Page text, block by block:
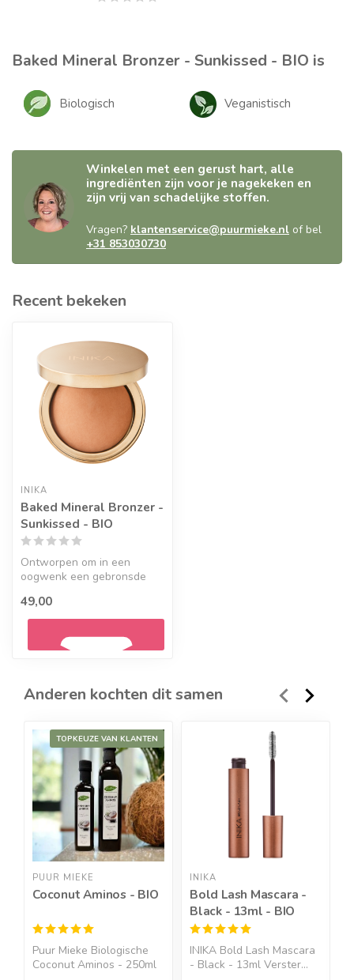
Baked Mineral Bronzer - Sunkissed - BIO is
Biologisch Veganistisch
Winkelen met een gerust hart, alle
ingrediënten zijn voor je nagekeken en
zijn vrij van schadelijke stoffen.
Vragen? klantenservice@puurmieke.nl of bel
+31 853030730
Recent bekeken
INIKA
Baked Mineral Bronzer -
Sunkissed - BIO
Ontworpen om in een
oogwenk een gebronsde
een gezond u...
49,00
Anderen kochten dit samen
TOPKEUZE VAN KLANTEN
PUUR MIEKE
Coconut Aminos - BIO
Puur Mieke Biologische
Coconut Aminos - 250ml
INIKA
Bold Lash Mascara -
Black - 13ml - BIO
INIKA Bold Lash Mascara
- Black - 13ml Verster...